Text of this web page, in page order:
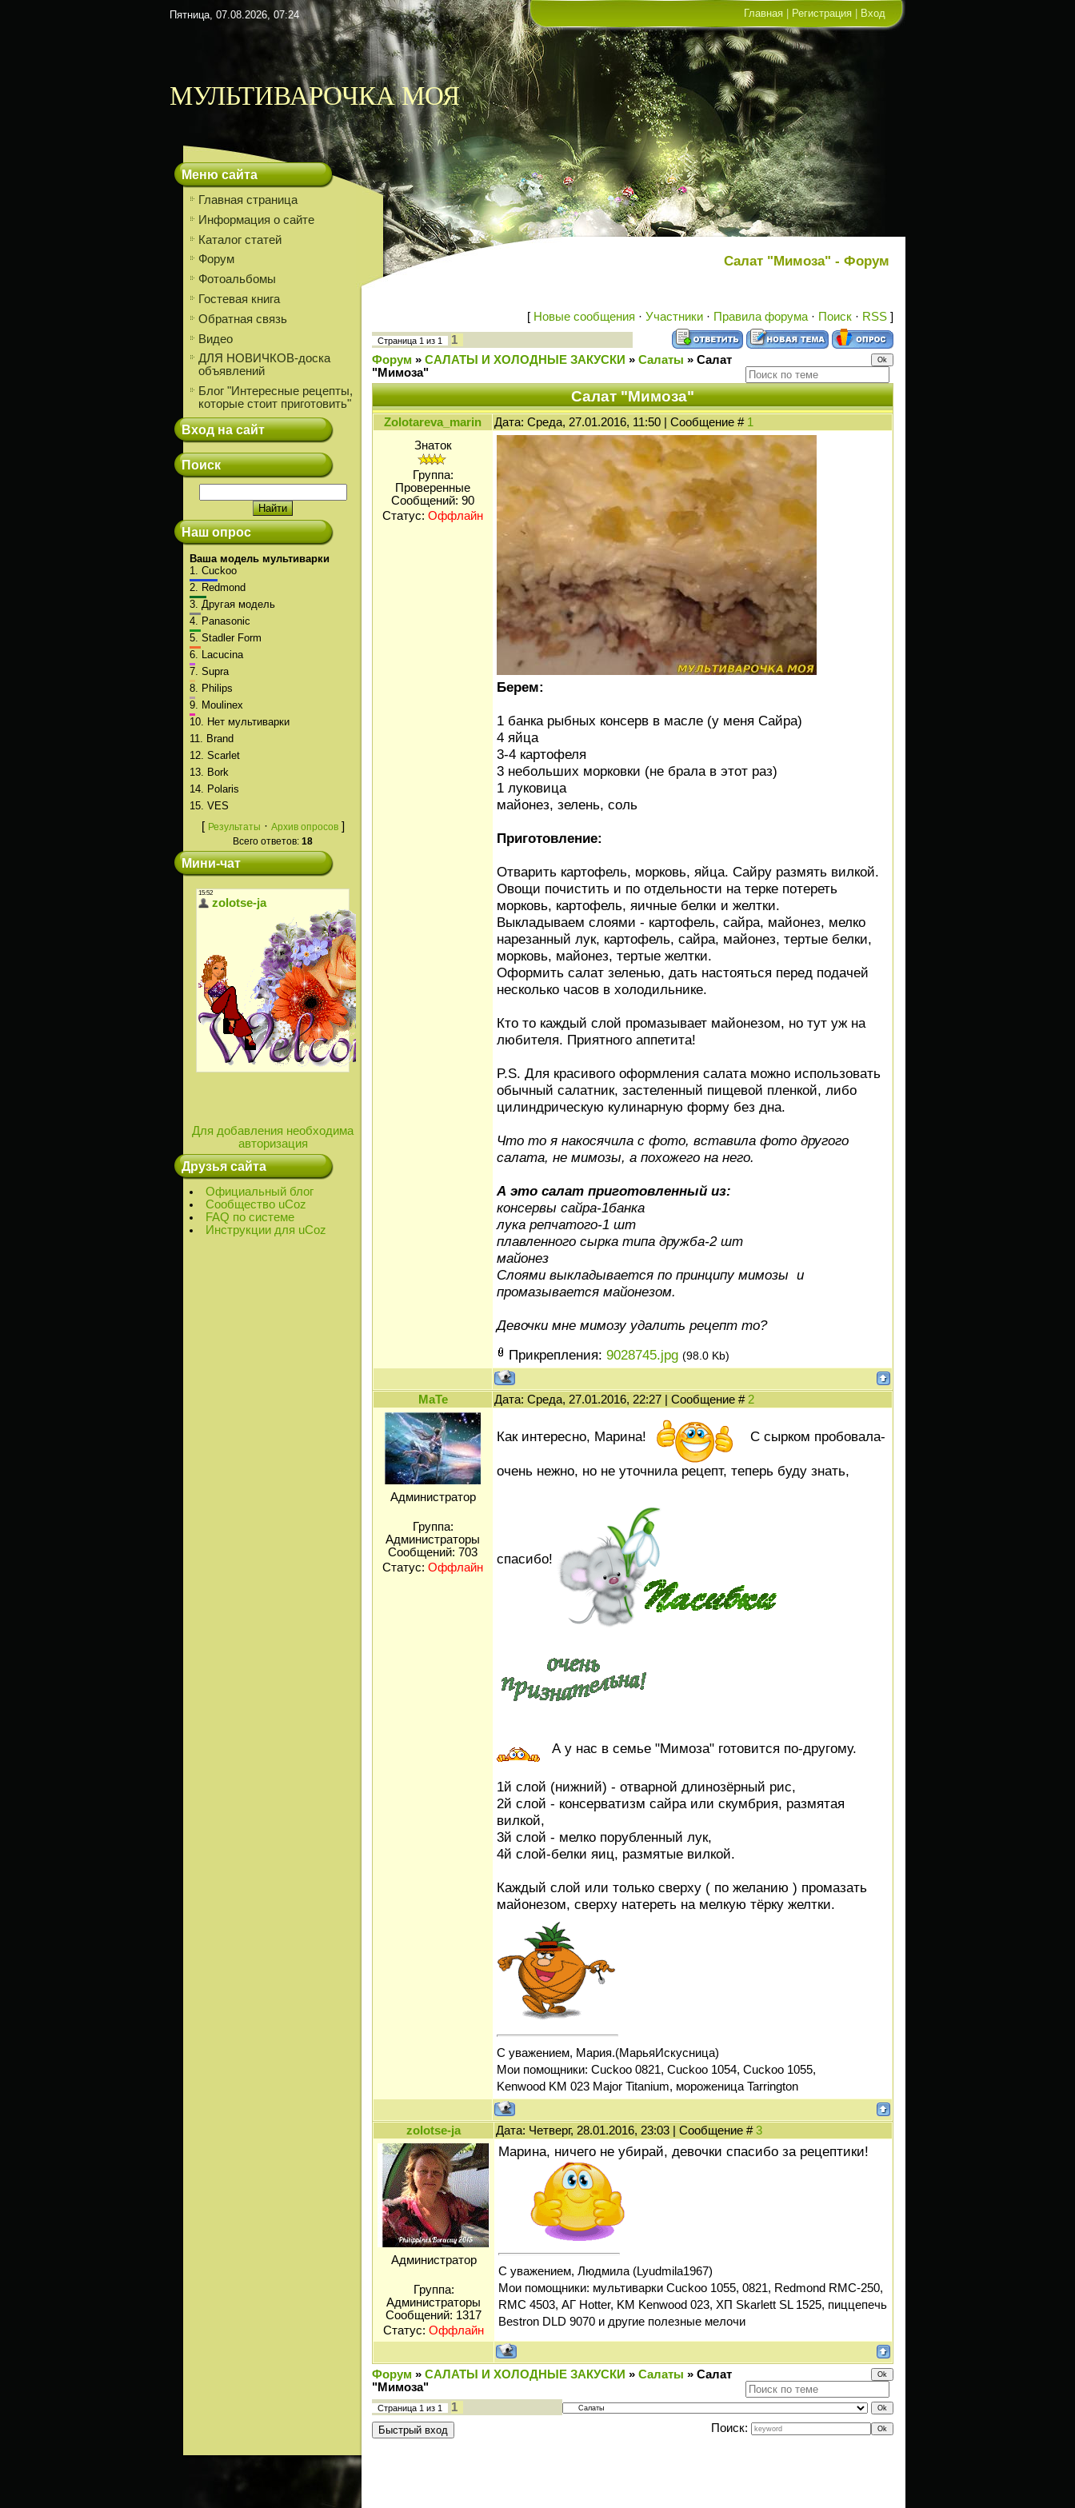
Пятница, 07.08.2026, 07:24 Главная Регистрация Вход
МУЛЬТИВАРОЧКА МОЯ
Меню сайта
Главная страница
Информация о сайте
Каталог статей
Форум
Фотоальбомы
Гостевая книга
Обратная связь
Видео
ДЛЯ НОВИЧКОВ-доска
объявлений
Блог "Интересные рецепты,
которые стоит приготовить"
Вход на сайт
Поиск
Наш опрос
Ваша модель мультиварки
1. Cuckoo
2.
Redmond
3. Другая модель
4.
Panasonic
5. Stadler Form
6.
Lacucina
7. Supra
8.
Philips
9.
Moulinex
10.
Нет мультиварки
11.
Brand
12. Scarlet
13.
Bork
14.
Polaris
15. VES
[ Результаты · Архив опросов]
Всего ответов: 18
Мини-чат
Для добавления необходима
авторизация
Друзья сайта
Официальный блог
Сообщество uCoz
FAQ по системе
Инструкции для uCoz
Салат "Мимоза" - Форум
[ Новые сообщения · Участники · Правила форума · Поиск · RSS ]
Страница 1 из 1
1
Форум » САЛАТЫ И ХОЛОДНЫЕ ЗАКУСКИ » Салаты » Салат
"Мимоза"
Салат "Мимоза"
Zolotareva_marin Дата: Среда, 27.01.2016, 11:50 | Сообщение # 1
Знаток
Группа:
Проверенные
Сообщений: 90
Статус: Оффлайн
Берем:
1 банка рыбных консерв в масле (у меня Сайра)
4 яйца
3-4 картофеля
3 небольших морковки (не брала в этот раз)
1 луковица
майонез, зелень, соль
Приготовление:
Отварить картофель, морковь, яйца. Сайру размять вилкой.
Овощи почистить и по отдельности на терке потереть
морковь, картофель, яичные белки и желтки.
Выкладываем слоями - картофель, сайра, майонез, мелко
нарезанный лук, картофель, сайра, майонез, тертые белки,
морковь, майонез, тертые желтки.
Оформить салат зеленью, дать настояться перед подачей
несколько часов в холодильнике.
Кто то каждый слой промазывает майонезом, но тут уж на
любителя. Приятного аппетита!
P.S. Для красивого оформления салата можно использовать
обычный салатник, застеленный пищевой пленкой, либо
цилиндрическую кулинарную форму без дна.
Что то я накосячила с фото, вставила фото другого
салата, не мимозы, а похожего на него.
А это салат приготовленный из:
консервы сайра-1банка
лука репчатого-1 шт
плавленного сырка типа дружба-2 шт
майонез
Слоями выкладывается по принципу мимозы и
промазывается майонезом.
Девочки мне мимозу удалить рецепт то?
Прикрепления: 9028745.jpg (98.0 Kb)
МаТе Дата: Среда, 27.01.2016, 22:27 | Сообщение # 2
Администратор
Группа:
Администраторы
Сообщений: 703
Статус: Оффлайн
Как интересно, Марина! С сырком пробовала-
очень нежно, но не уточнила рецепт, теперь буду знать,
спасибо!
А у нас в семье "Мимоза" готовится по-другому.
1й слой (нижний) - отварной длинозёрный рис,
2й слой - консерватизм сайра или скумбрия, размятая
вилкой,
3й слой - мелко порубленный лук,
4й слой-белки яиц, размятые вилкой.
Каждый слой или только сверху ( по желанию ) промазать
майонезом, сверху натереть на мелкую тёрку желтки.
С уважением, Мария.(МарьяИскусница)
Мои помощники: Cuckoo 0821, Cuckoo 1054, Cuckoo 1055,
Kenwood KM 023 Major Titanium, мороженица Tarrington
zolotse-ja Дата: Четверг, 28.01.2016, 23:03 | Сообщение #3
Администратор
Группа:
Администраторы
Сообщений: 1317
Статус: Оффлайн
Марина, ничего не убирай, девочки спасибо за рецептики!
С уважением, Людмила (Lyudmila1967)
Мои помощники: мультиварки Cuckoo 1055, 0821, Redmond RMC-250,
RMC 4503, АГ Hotter, KM Kenwood 023, ХП Skarlett SL 1525, пиццепечь
Bestron DLD 9070 и другие полезные мелочи
Форум » САЛАТЫ И ХОЛОДНЫЕ ЗАКУСКИ » Салаты » Салат
"Мимоза"
Страница 1 из 1
1
Поиск: